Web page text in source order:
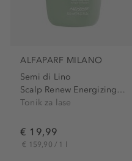
ALFAPARF MILANO
Semi di Lino
Scalp Renew Energizing Tonic
Tonik za lase
€ 19,99
€ 159,90 / 1 l